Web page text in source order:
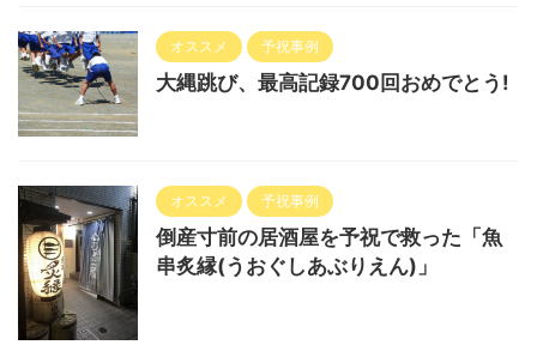
オススメ 予祝事例
大縄跳び、最高記録700回おめでとう!
オススメ 予祝事例
倒産寸前の居酒屋を予祝で救った「魚
串炙縁(うおぐしあぶりえん)」